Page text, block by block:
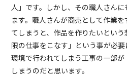
人」です。しかし、その職人さん
ます。職人さんが商売として作業
てしまうと、作品を作りたいとい
限の仕事をこなす」という事が必
環境で行われてしまう工事の一部
しまうのだと思います。